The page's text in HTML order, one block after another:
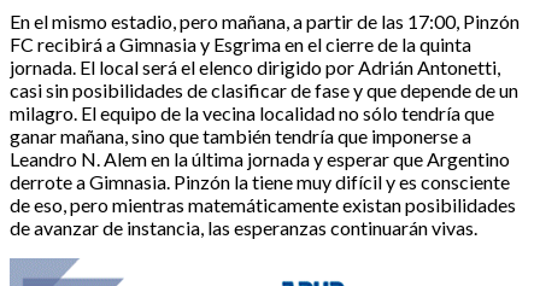
En el mismo estadio, pero mañana, a partir de las 17:00, Pinzón
FC recibirá a Gimnasia y Esgrima en el cierre de la quinta
jornada. El local será el elenco dirigido por Adrián Antonetti,
casi sin posibilidades de clasificar de fase y que depende de un
milagro. El equipo de la vecina localidad no sólo tendría que
ganar mañana, sino que también tendría que imponerse a
Leandro N. Alem en la última jornada y esperar que Argentino
derrote a Gimnasia. Pinzón la tiene muy difícil y es consciente
de eso, pero mientras matemáticamente existan posibilidades
de avanzar de instancia, las esperanzas continuarán vivas.